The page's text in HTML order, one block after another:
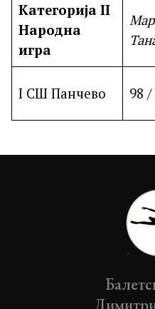
Категорија II
Народна
игра
I СШ Панчево 98 /